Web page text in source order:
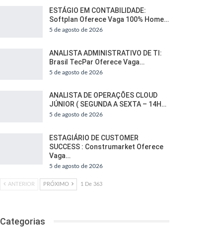
ESTÁGIO EM CONTABILIDADE:
Softplan Oferece Vaga 100% Home…
5 de agosto de 2026
ANALISTA ADMINISTRATIVO DE TI:
Brasil TecPar Oferece Vaga…
5 de agosto de 2026
ANALISTA DE OPERAÇÕES CLOUD
JÚNIOR ( SEGUNDA A SEXTA – 14H…
5 de agosto de 2026
ESTAGIÁRIO DE CUSTOMER
SUCCESS : Construmarket Oferece
Vaga…
5 de agosto de 2026
ANTERIOR PRÓXIMO 1 De 363
Categorias